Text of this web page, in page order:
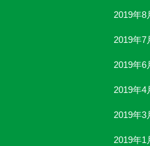
2019年8
2019年7
2019年6
2019年4
2019年3
2019年1